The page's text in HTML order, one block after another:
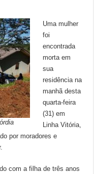
Uma mulher
foi
encontrada
morta em
sua
residência na
manhã desta
quarta-feira
(31) em
Linha Vitória,
por moradores e
com a filha de três anos